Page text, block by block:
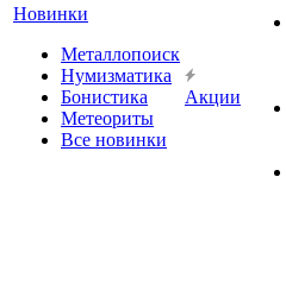
Новинки
Металлопоиск
Нумизматика
Бонистика
Метеориты
Все новинки
Акции